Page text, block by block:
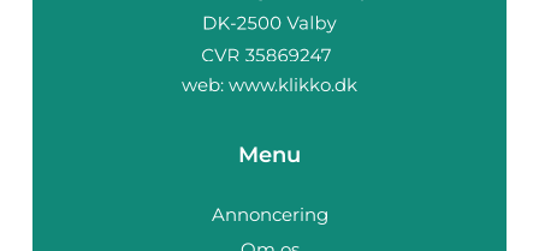
web: www.klikko.dk
Menu
Annoncering